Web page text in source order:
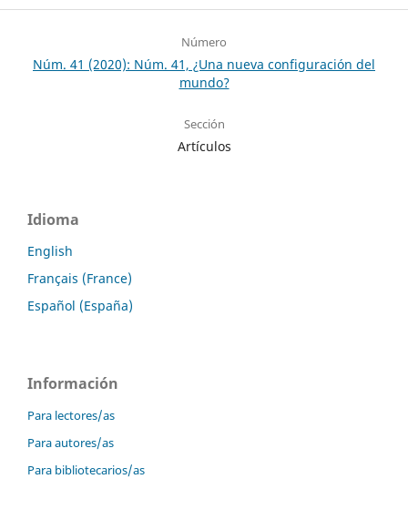
Número
Núm. 41 (2020): Núm. 41, ¿Una nueva configuración del
mundo?
Sección
Artículos
Idioma
English
Français (France)
Español (España)
Información
Para lectores/as
Para autores/as
Para bibliotecarios/as